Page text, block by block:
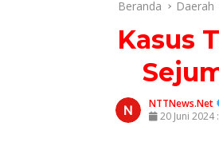
Beranda Daerah
Kasus
NTTNews.Net
20 Juni 2024